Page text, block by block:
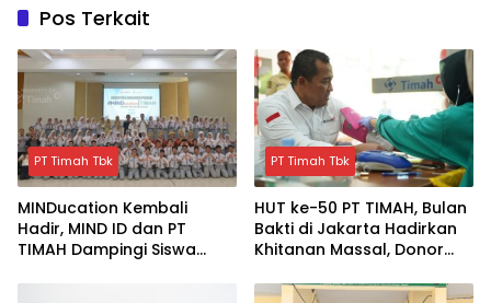
Pos Terkait
PT Timah Tbk
MINDucation Kembali
Hadir, MIND ID dan PT
TIMAH Dampingi Siswa
Impian
PT Timah Tbk
HUT ke-50 PT TIMAH, Bulan
Bakti di Jakarta Hadirkan
Khitanan Massal, Donor
Kesehatan Gratis